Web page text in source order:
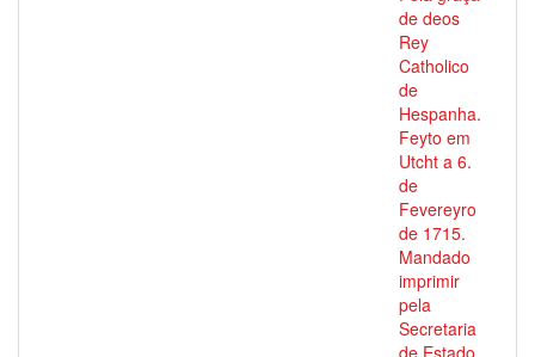
de deos
Rey
Catholico
de
Hespanha.
Feyto em
Utcht a 6.
de
Fevereyro
de 1715.
Mandado
imprimir
pela
Secretaria
de Estado